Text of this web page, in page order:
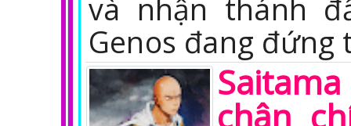
và nhận thánh
Genos đang
chân